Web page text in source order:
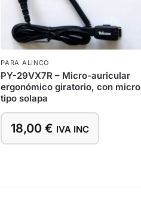
PARA ALINCO
PY-29VX7R – Micro-auricular
ergonómico giratorio, con micro
tipo solapa
18,00€ IVA INC